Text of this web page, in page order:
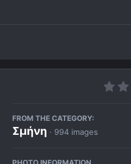
FROM THE CATEGORY:
Σμήνη · 994 images